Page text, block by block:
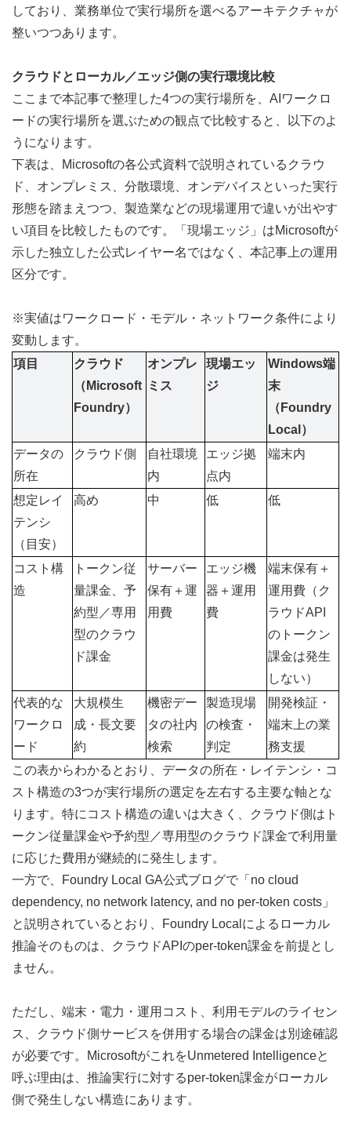
しており、業務単位で実行場所を選べるアーキテクチャが
整いつつあります。
クラウドとローカル／エッジ側の実行環境比較
ここまで本記事で整理した4つの実行場所を、AIワークロ
ードの実行場所を選ぶための観点で比較すると、以下のよ
うになります。
下表は、Microsoftの各公式資料で説明されているクラウ
ド、オンプレミス、分散環境、オンデバイスといった実行
形態を踏まえつつ、製造業などの現場運用で違いが出やす
い項目を比較したものです。「現場エッジ」はMicrosoftが
示した独立した公式レイヤー名ではなく、本記事上の運用
区分です。
※実値はワークロード・モデル・ネットワーク条件により
変動します。
項目
クラウド
（Microsoft
Foundry）
オンプレ
ミス
現場エッ
ジ
Windows端
末
（Foundry
Local）
データの
所在
クラウド側
自社環境
内
エッジ拠
点内
端末内
想定レイ
テンシ
（目安）
高め 中 低 低
コスト構
造
トークン従
量課金、予
約型／専用
型のクラウ
ド課金
サーバー
保有＋運
用費
エッジ機
器＋運用
費
端末保有＋
運用費（ク
ラウドAPI
のトークン
課金は発生
しない）
代表的な
ワークロ
ード
大規模生
成・長文要
約
機密デー
タの社内
検索
製造現場
の検査・
判定
開発検証・
端末上の業
務支援
この表からわかるとおり、データの所在・レイテンシ・コ
スト構造の3つが実行場所の選定を左右する主要な軸とな
ります。特にコスト構造の違いは大きく、クラウド側はト
ークン従量課金や予約型／専用型のクラウド課金で利用量
に応じた費用が継続的に発生します。
一方で、Foundry Local GA公式ブログで「no cloud
dependency, no network latency, and no per-token costs」
と説明されているとおり、Foundry Localによるローカル
推論そのものは、クラウドAPIのper-token課金を前提とし
ません。
ただし、端末・電力・運用コスト、利用モデルのライセン
ス、クラウド側サービスを併用する場合の課金は別途確認
が必要です。MicrosoftがこれをUnmetered Intelligenceと
呼ぶ理由は、推論実行に対するper-token課金がローカル
側で発生しない構造にあります。